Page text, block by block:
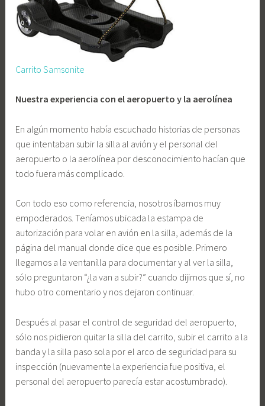
Carrito Samsonite
Nuestra experiencia con el aeropuerto y la aerolínea
En algún momento había escuchado historias de personas
que intentaban subir la silla al avión y el personal del
aeropuerto o la aerolínea por desconocimiento hacían que
todo fuera más complicado.
Con todo eso como referencia, nosotros íbamos muy
empoderados. Teníamos ubicada la estampa de
autorización para volar en avión en la silla, además de la
página del manual donde dice que es posible. Primero
llegamos a la ventanilla para documentar y al ver la silla,
sólo preguntaron “¿la van a subir?” cuando dijimos que sí, no
hubo otro comentario y nos dejaron continuar.
Después al pasar el control de seguridad del aeropuerto,
sólo nos pidieron quitar la silla del carrito, subir el carrito a la
banda y la silla paso sola por el arco de seguridad para su
inspección (nuevamente la experiencia fue positiva, el
personal del aeropuerto parecía estar acostumbrado).